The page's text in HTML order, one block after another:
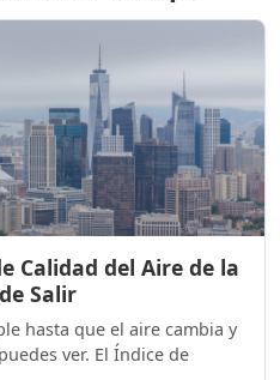
Calidad del Aire de la
Salir
hasta que el aire cambia y
ver. El Índice de